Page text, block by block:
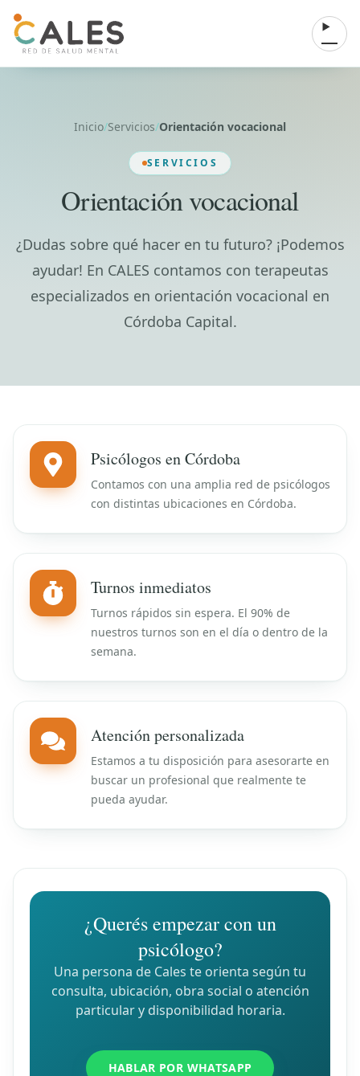
Abrir
Inicio/Servicios/Orientación vocacional
SERVICIOS
Orientación vocacional
¿Dudas sobre qué hacer en tu futuro? ¡Podemos
ayudar! En CALES contamos con terapeutas
especializados en orientación vocacional en
Córdoba Capital.
Psicólogos en Córdoba
Contamos con una amplia red de psicólogos
con distintas ubicaciones en Córdoba.
Turnos inmediatos
Turnos rápidos sin espera. El 90% de
nuestros turnos son en el día o dentro de la
semana.
Atención personalizada
Estamos a tu disposición para asesorarte en
buscar un profesional que realmente te
pueda ayudar.
¿Querés empezar con un
psicólogo?
Una persona de Cales te orienta según tu
consulta, ubicación, obra social o atención
particular y disponibilidad horaria.
HABLAR POR WHATSAPP